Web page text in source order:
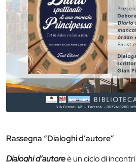
Rassegna “Dialoghi d’autore”
Dialoghi d’autoreè un ciclo di